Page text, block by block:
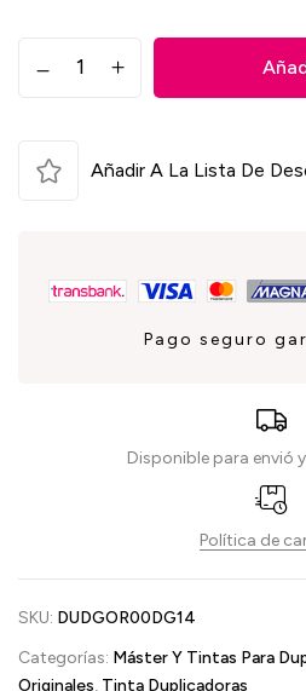
Añadir A La Lista De
Pago seguro
Disponible para envió
Política de
SKU: DUDGOR00DG14
Categorías: Máster Y Tintas Para
Originales, Tinta Duplicadoras